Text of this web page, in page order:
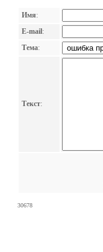
Имя:
E-mail:
Тема:
Текст:
30678